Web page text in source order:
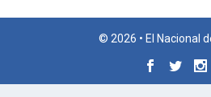
© 2026 • El Nacional